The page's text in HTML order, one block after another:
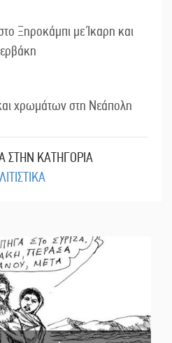
Ξηροκάμπι με Ίκαρη και
χρωμάτων στη Νεάπολη
ΣΤΗΝ ΚΑΤΗΓΟΡΙΑ